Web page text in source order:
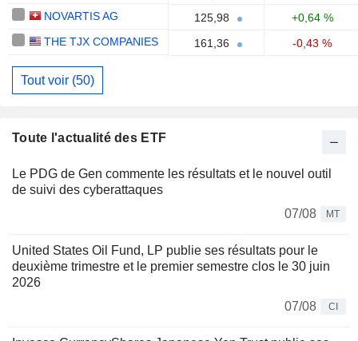
NOVARTIS AG
125,98
+0,64 %
THE TJX COMPANIES
161,36 -0,43 %
Tout voir (50)
Toute l'actualité des ETF
Le PDG de Gen commente les résultats et le nouvel outil
de suivi des cyberattaques
07/08
MT
United States Oil Fund, LP publie ses résultats pour le
deuxième trimestre et le premier semestre clos le 30 juin
2026
07/08
CI